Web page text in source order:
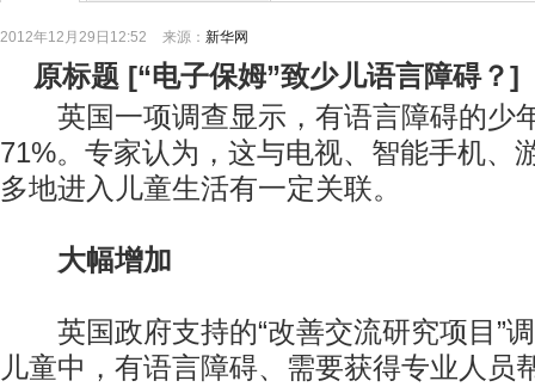
2012年12月29日12:52 来源： 新华网
原标题 [“电子保姆”致少儿语言障碍？]
英国一项调查显示，有语言障碍的少
71%。专家认为，这与电视、智能手机、
多地进入儿童生活有一定关联。
大幅增加
英国政府支持的“改善交流研究项目”
儿童中，有语言障碍、需要获得专业人员